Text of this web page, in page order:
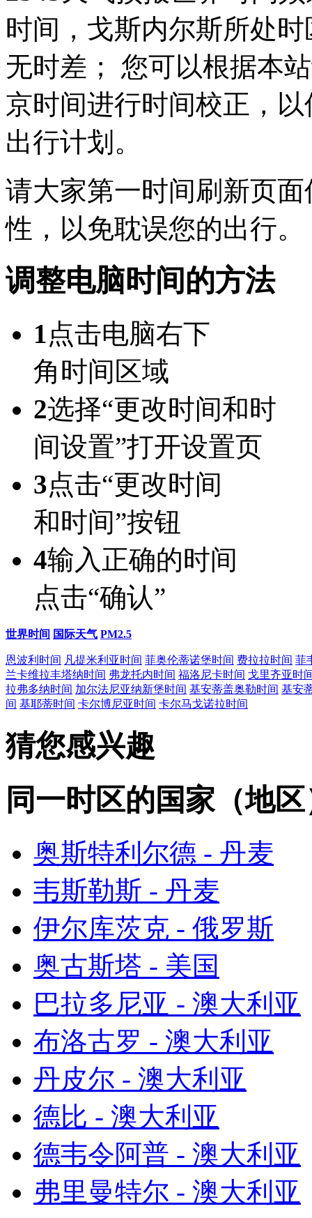
时间，戈斯内尔斯所处
无时差； 您可以根据本
京时间进行时间校正，
出行计划。
请大家第一时间刷新页
性，以免耽误您的出行。
调整电脑时间的方法
1点击电脑右下
角时间区域
2选择“更改时间和时
间设置”打开设置页
3点击“更改时间
和时间”按钮
4输入正确的时间
点击“确认”
世界时间 国际天气 PM2.5
恩波利时间 凡提米利亚时间 菲奥伦蒂诺堡时间 费拉拉时间 菲
兰卡维拉丰塔纳时间 弗龙托内时间 福洛尼卡时间 戈里齐亚时
拉弗多纳时间 加尔法尼亚纳新堡时间 基安蒂盖奥勒时间 基安
间 基耶蒂时间 卡尔博尼亚时间 卡尔马戈诺拉时间
猜您感兴趣
同一时区的国家（地
奥斯特利尔德 - 丹麦
韦斯勒斯 - 丹麦
伊尔库茨克 - 俄罗斯
奥古斯塔 - 美国
巴拉多尼亚 - 澳大利亚
布洛古罗 - 澳大利亚
丹皮尔 - 澳大利亚
德比 - 澳大利亚
德韦令阿普 - 澳大利亚
弗里曼特尔 - 澳大利亚